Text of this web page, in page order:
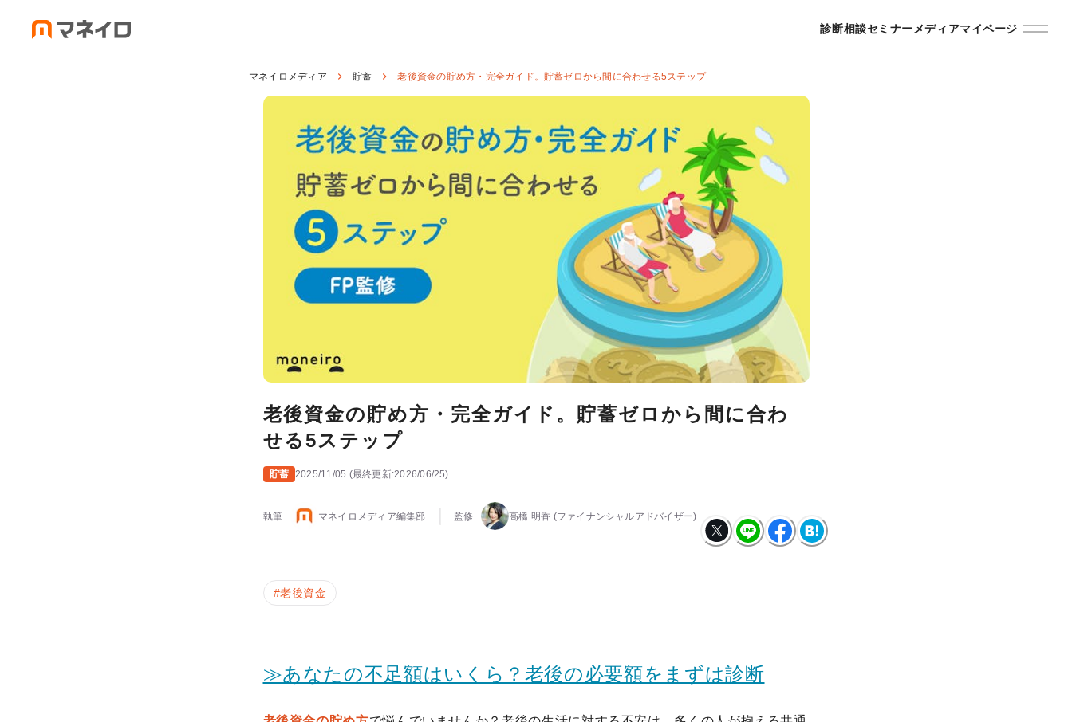
診断相談セミナーメディアマイページ
マネイロメディア 貯蓄 老後資金の貯め方・完全ガイド。貯蓄ゼロから間に合わせる5ステップ
老後資金の貯め方・完全ガイド。貯蓄ゼロから間に合わ
せる5ステップ
貯蓄 2025/11/05 (最終更新:2026/06/25)
執筆 マネイロメディア編集部 監修 高橋 明香 (ファイナンシャルアドバイザー)
#老後資金
≫あなたの不足額はいくら？老後の必要額をまずは診断